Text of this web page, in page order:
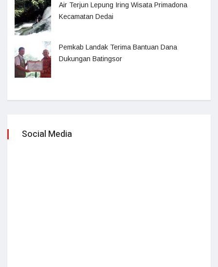
Air Terjun Lepung Iring Wisata Primadona
Kecamatan Dedai
Pemkab Landak Terima Bantuan Dana
Dukungan Batingsor
Social Media